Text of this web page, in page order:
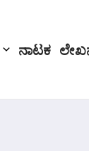
ನಾಟಕ